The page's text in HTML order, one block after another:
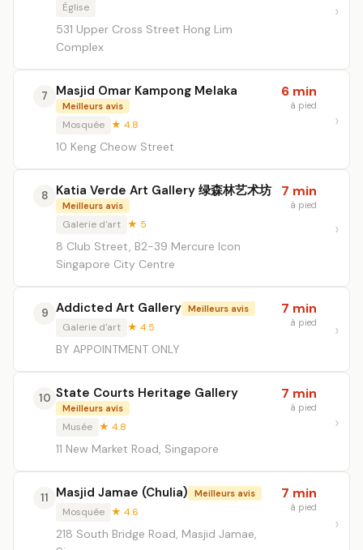
Église
531 Upper Cross Street Hong Lim
Complex
7 Masjid Omar Kampong Melaka
Meilleurs avis
Mosquée ★ 4.8
10 Keng Cheow Street
6 min
à pied
8 Katia Verde Art Gallery 绿森林艺术坊
Meilleurs avis
Galerie d'art ★ 5
8 Club Street, B2-39 Mercure Icon
Singapore City Centre
7 min
à pied
9 Addicted Art Gallery Meilleurs avis
Galerie d'art ★ 4.5
BY APPOINTMENT ONLY
7 min
à pied
10 State Courts Heritage Gallery
Meilleurs avis
Musée ★ 4.8
11 New Market Road, Singapore
7 min
à pied
11 Masjid Jamae (Chulia) Meilleurs avis
Mosquée ★ 4.6
218 South Bridge Road, Masjid Jamae,
7 min
à pied